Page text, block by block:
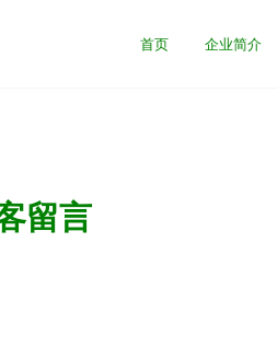
首页 企业简介
留言